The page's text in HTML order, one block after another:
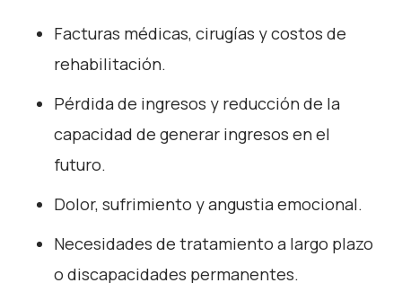
Facturas médicas, cirugías y costos de
rehabilitación.
Pérdida de ingresos y reducción de la
capacidad de generar ingresos en el
futuro.
Dolor, sufrimiento y angustia emocional.
Necesidades de tratamiento a largo plazo
o discapacidades permanentes.